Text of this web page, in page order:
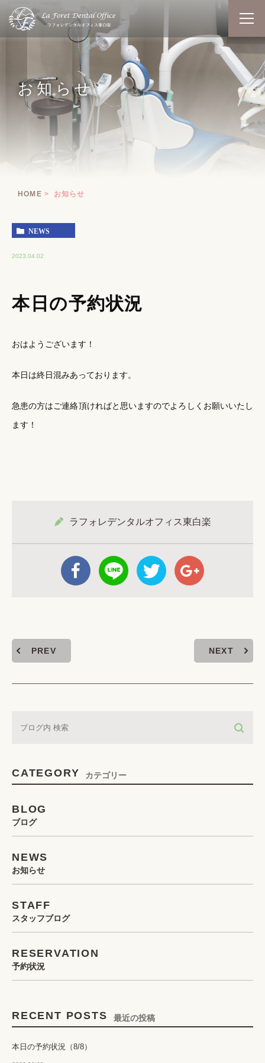
お知らせ
HOME お知らせ
NEWS
2023.04.02
本日の予約状況
おはようございます！
本日は終日混みあっております。
急患の方はご連絡頂ければと思いますのでよろしくお願いいたし
ます！
ラフォレデンタルオフィス東白楽
PREV NEXT
CATEGORY カテゴリー
BLOG
ブログ
NEWS
お知らせ
STAFF
スタッフブログ
RESERVATION
予約状況
RECENT POSTS 最近の投稿
本日の予約状況（8/8）